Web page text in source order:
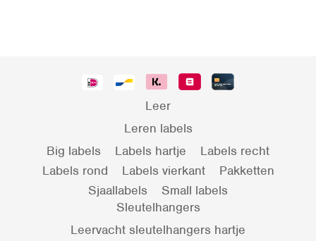
Leer
Leren labels
Big labels
Labels hartje
Labels recht
Labels rond
Labels vierkant
Pakketten
Sjaallabels
Small labels
Sleutelhangers
Leervacht sleutelhangers hartje